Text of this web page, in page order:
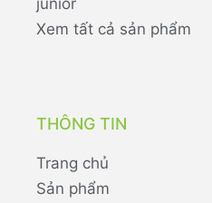
Xem tất cả sản phẩm
THÔNG TIN
Trang chủ
Sản phẩm